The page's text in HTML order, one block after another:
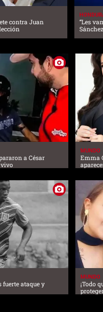
contra Juan
“Les
a César
MUNDO
Emma
ataque y
MUNDO
¡Todo